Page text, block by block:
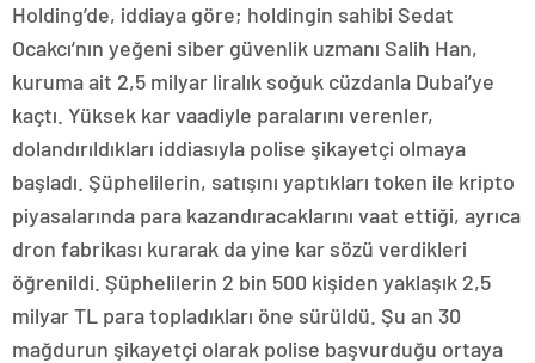
Holding’de, iddiaya göre; holdingin sahibi Sedat
Ocakcı’nın yeğeni siber güvenlik uzmanı Salih Han,
kuruma ait 2,5 milyar liralık soğuk cüzdanla Dubai’ye
kaçtı. Yüksek kar vaadiyle paralarını verenler,
dolandırıldıkları iddiasıyla polise şikayetçi olmaya
başladı. Şüphelilerin, satışını yaptıkları token ile kripto
piyasalarında para kazandıracaklarını vaat ettiği, ayrıca
dron fabrikası kurarak da yine kar sözü verdikleri
öğrenildi. Şüphelilerin 2 bin 500 kişiden yaklaşık 2,5
milyar TL para topladıkları öne sürüldü. Şu an 30
mağdurun şikayetçi olarak polise başvurduğu ortaya